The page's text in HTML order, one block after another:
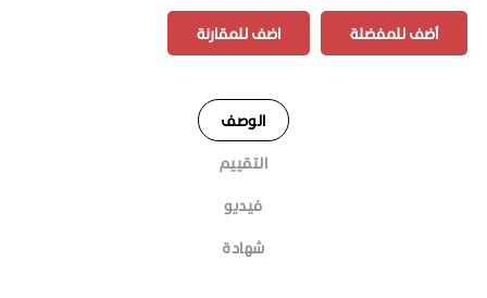
أضف للمفضلة اضف للمقارنة
الوصف
التقييم
فيديو
شهادة